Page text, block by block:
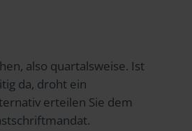
also quartalsweise. Ist
da, droht ein
erteilen Sie dem